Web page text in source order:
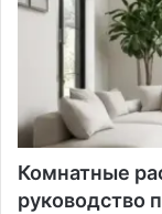
Комнатные
руководство